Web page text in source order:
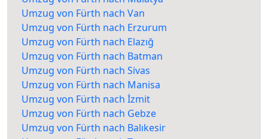
Umzug von Fürth nach Van
Umzug von Fürth nach Erzurum
Umzug von Fürth nach Elazığ
Umzug von Fürth nach Batman
Umzug von Fürth nach Sivas
Umzug von Fürth nach Manisa
Umzug von Fürth nach İzmit
Umzug von Fürth nach Gebze
Umzug von Fürth nach Balıkesir